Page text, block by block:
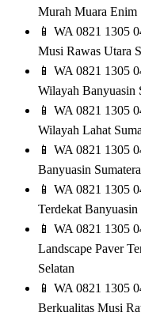
Murah Muara Enim
📱 WA 0821 1305
Musi Rawas Utara
📱 WA 0821 1305
Wilayah Banyuasin
📱 WA 0821 1305
Wilayah Lahat
📱 WA 0821 1305
Banyuasin
📱 WA 0821 1305
Terdekat Banyuasin
📱 WA 0821 1305
Landscape Paver
Selatan
📱 WA 0821 1305
Berkualitas Musi